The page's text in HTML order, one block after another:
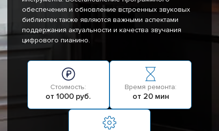
обеспечения и обновление встроенных звуковых
библиотек также являются важными аспектами
поддержания актуальности и качества звучания
цифрового пианино.
Стоимость:
от 1000 руб.
Время ремонта:
от 20 мин